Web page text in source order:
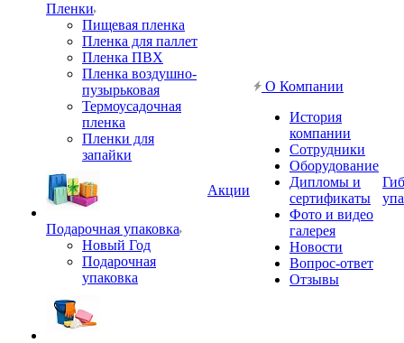
Пленки
Пищевая пленка
Пленка для паллет
Пленка ПВХ
Пленка воздушно-
пузырьковая
Термоусадочная
пленка
Пленки для
запайки
Подарочная упаковка
Новый Год
Подарочная
упаковка
Акции
О Компании
История
компании
Сотрудники
Оборудование
Дипломы и
сертификаты
Фото и видео
галерея
Новости
Вопрос-ответ
Отзывы